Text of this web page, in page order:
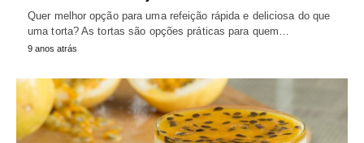
Quer melhor opção para uma refeição rápida e deliciosa do que
uma torta? As tortas são opções práticas para quem…
9 anos atrás